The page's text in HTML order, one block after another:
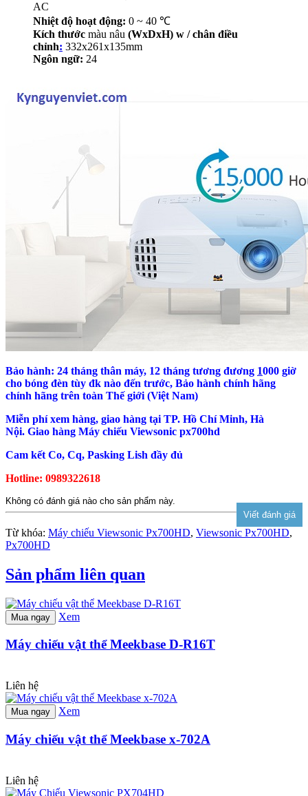
AC
Nhiệt độ hoạt động: 0 ~ 40 ℃
Kích thước màu nâu (WxDxH) w / chân điều
chỉnh: 332x261x135mm
Ngôn ngữ: 24
Bảo hành: 24 tháng thân máy, 12 tháng tương đương 1000 giờ
cho bóng đèn tùy đk nào đến trước, Bảo hành chính hãng
chính hãng trên toàn Thế giới (Việt Nam)
Miễn phí xem hàng, giao hàng tại TP. Hồ Chí Minh, Hà
Nội. Giao hàng Máy chiếu Viewsonic px700hd
Cam kết Co, Cq, Pasking Lish đầy đủ
Hotline: 0989322618
Không có đánh giá nào cho sản phẩm này.
Từ khóa: Máy chiếu Viewsonic Px700HD, Viewsonic Px700HD,
Px700HD
Sản phẩm liên quan
Mua ngay Xem
Máy chiếu vật thể Meekbase D-R16T
Liên hệ
Mua ngay Xem
Máy chiếu vật thể Meekbase x-702A
Liên hệ